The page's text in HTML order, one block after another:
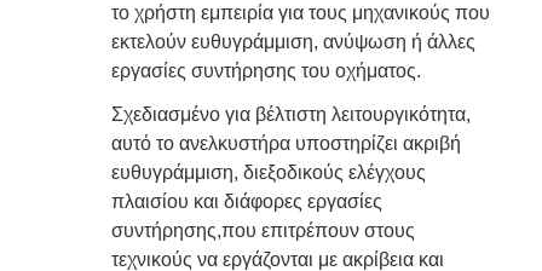
το χρήστη εμπειρία για τους μηχανικούς που
εκτελούν ευθυγράμμιση, ανύψωση ή άλλες
εργασίες συντήρησης του οχήματος.
Σχεδιασμένο για βέλτιστη λειτουργικότητα,
αυτό το ανελκυστήρα υποστηρίζει ακριβή
ευθυγράμμιση, διεξοδικούς ελέγχους
πλαισίου και διάφορες εργασίες
συντήρησης,που επιτρέπουν στους
τεχνικούς να εργάζονται με ακρίβεια και